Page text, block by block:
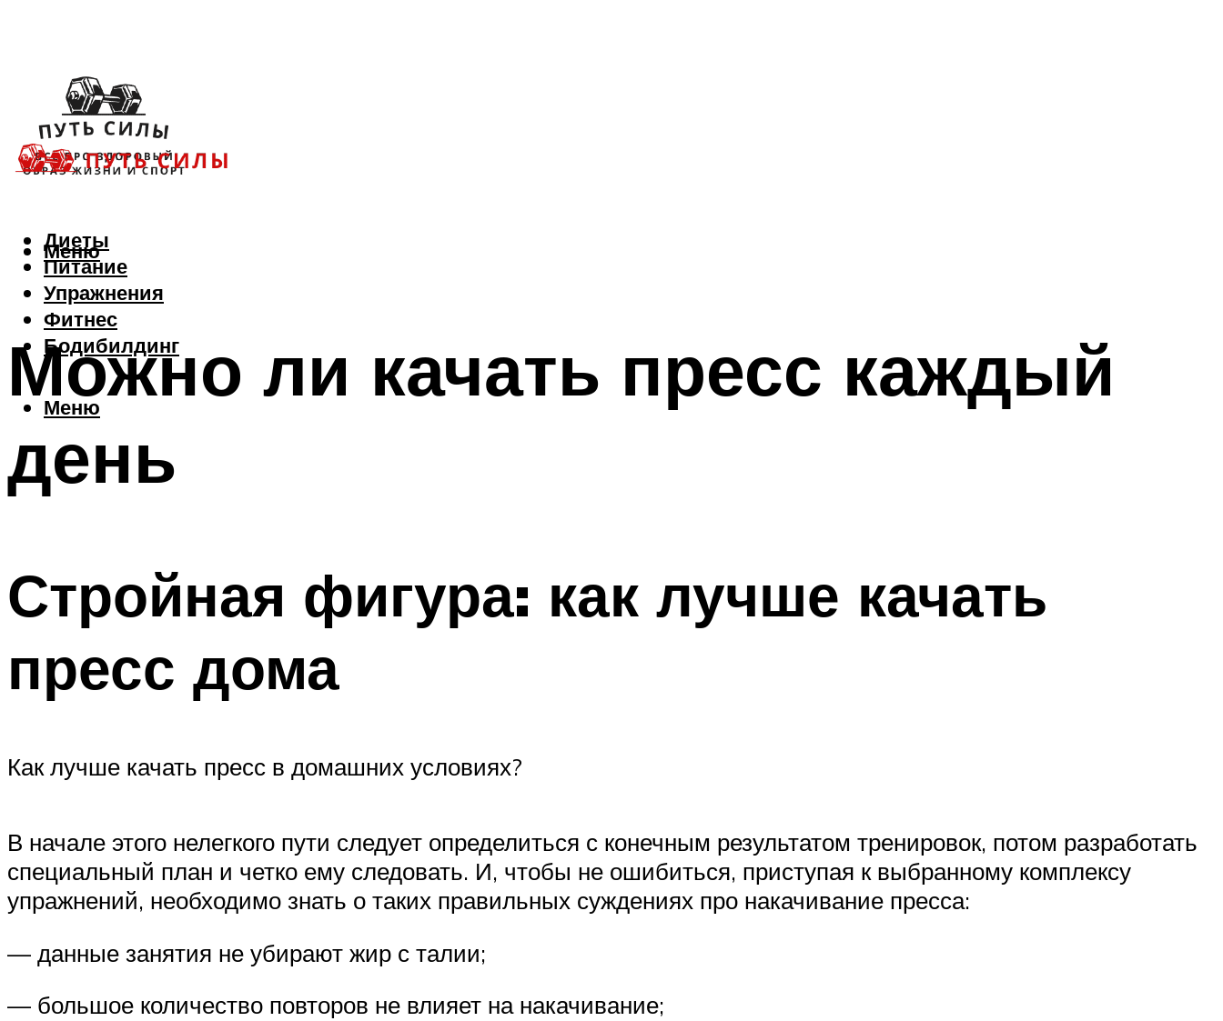
Диеты
Питание
Упражнения
Фитнес
Бодибилдинг
Меню
Меню
Можно ли качать пресс каждый
день
Стройная фигура: как лучше качать
пресс дома
Как лучше качать пресс в домашних условиях?
В начале этого нелегкого пути следует определиться с конечным результатом тренировок, потом разработать
специальный план и четко ему следовать. И, чтобы не ошибиться, приступая к выбранному комплексу
упражнений, необходимо знать о таких правильных суждениях про накачивание пресса:
— данные занятия не убирают жир с талии;
— большое количество повторов не влияет на накачивание;